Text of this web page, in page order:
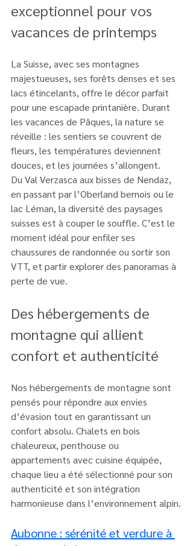
exceptionnel pour vos
vacances de printemps
La Suisse, avec ses montagnes
majestueuses, ses forêts denses et ses
lacs étincelants, offre le décor parfait
pour une escapade printanière. Durant
les vacances de Pâques, la nature se
réveille : les sentiers se couvrent de
fleurs, les températures deviennent
douces, et les journées s’allongent.
Du Val Verzasca aux bisses de Nendaz,
en passant par l’Oberland bernois ou le
lac Léman, la diversité des paysages
suisses est à couper le souffle. C’est le
moment idéal pour enfiler ses
chaussures de randonnée ou sortir son
VTT, et partir explorer des panoramas à
perte de vue.
Des hébergements de
montagne qui allient
confort et authenticité
Nos hébergements de montagne sont
pensés pour répondre aux envies
d’évasion tout en garantissant un
confort absolu. Chalets en bois
chaleureux, penthouse ou
appartements avec cuisine équipée,
chaque lieu a été sélectionné pour son
authenticité et son intégration
harmonieuse dans l’environnement alpin.
Aubonne : sérénité et verdure à